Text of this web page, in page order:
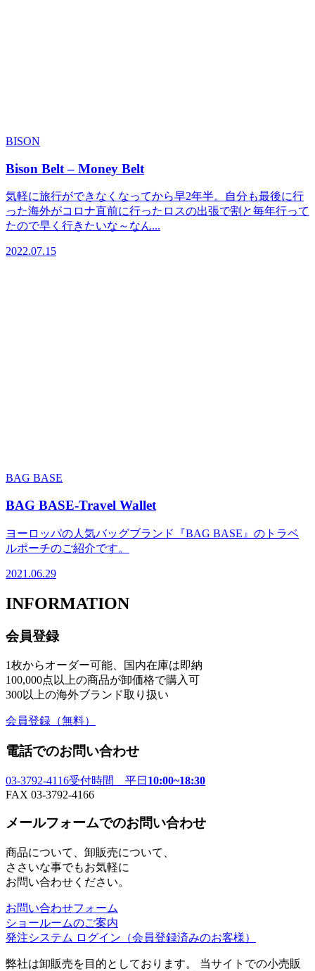
BISON
Bison Belt – Money Belt
気軽に旅行ができなくなってから早2年半。自分も最後に行
った海外がコロナ直前に行ったロスの出張で割と毎年行って
たので早く行きたいな～なん...
2022.07.15
BAG BASE
BAG BASE-Travel Wallet
ヨーロッパの人気バッグブランド『BAG BASE』のトラベ
ルポーチのご紹介です。
2021.06.29
INFORMATION
会員登録
1枚からオーダー可能、国内在庫は即納
100,000点以上の商品が卸価格で購入可
300以上の海外ブランド取り扱い
会員登録 （無料）
電話でのお問い合わせ
03-3792-4116受付時間 平日 10:00~18:30
FAX 03-3792-4166
メールフォームでのお問い合わせ
商品について、卸販売について、
ささいな事でもお気軽に
お問い合わせください。
お問い合わせフォーム
ショールームのご案内
発注システム ログイン （会員登録済みのお客様）
弊社は卸販売を目的としております。 当サイトでの小売販